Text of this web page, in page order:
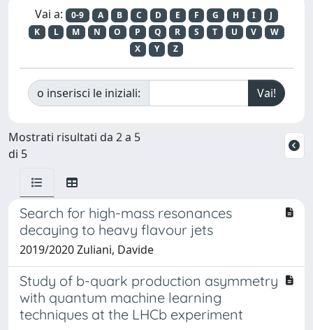
Vai a: 0-9 A B C D E F G H I
J
K
L M N O P Q R S T U V
W
X
Y Z
o inserisci le iniziali:
Mostrati risultati da 2 a 5
di 5
Search for high-mass resonances
decaying to heavy flavour jets
2019/2020 Zuliani, Davide
Study of b-quark production asymmetry
with quantum machine learning
techniques at the LHCb experiment